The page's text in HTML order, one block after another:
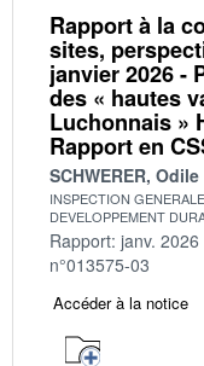
Rapport à la
sites,
janvier 2026 -
des « hautes
Luchonnais »
Rapport en
SCHWERER, Odile
INSPECTION
DEVELOPPEMENT
Rapport: janv. 2026
n°013575-03
Accéder à la notice